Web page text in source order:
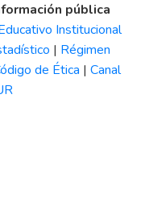
pública
Institucional
| Régimen
de Ética | Canal